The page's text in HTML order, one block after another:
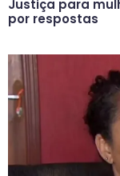
Justiça para
por respostas